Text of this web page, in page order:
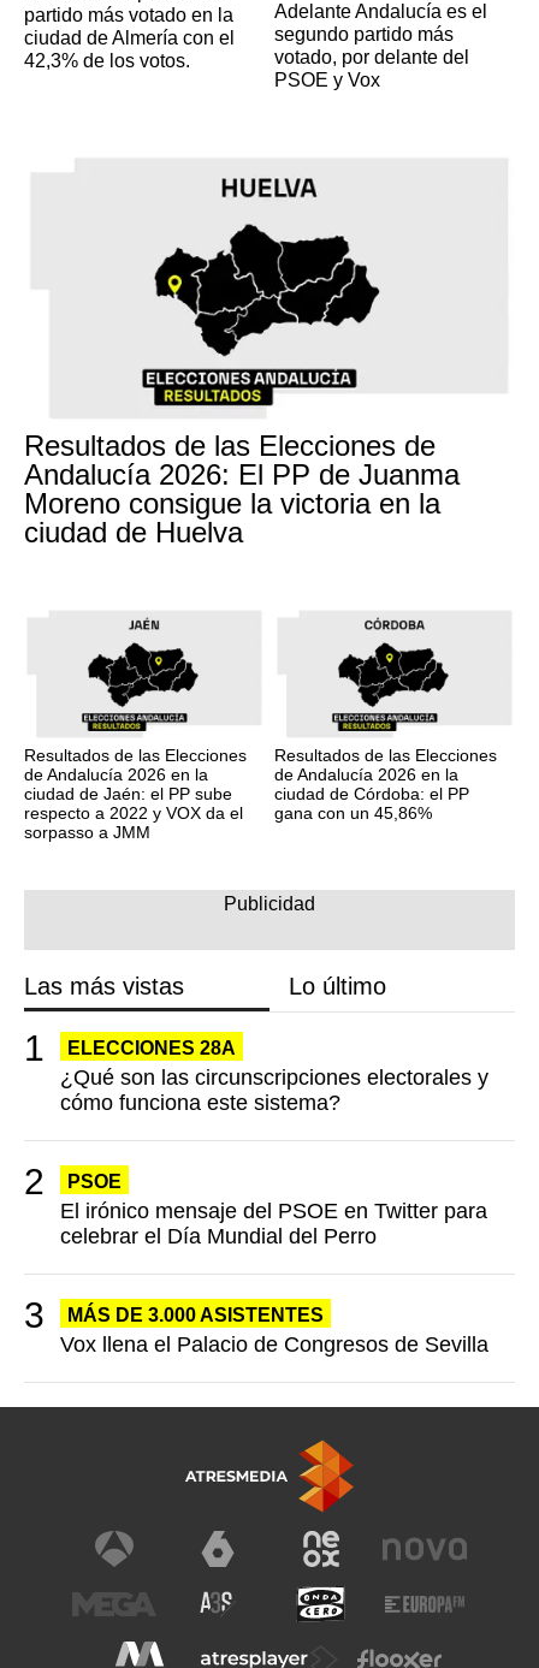
partido más votado en la
ciudad de Almería con el
42,3% de los votos.
Adelante Andalucía es el
segundo partido más
votado, por delante del
PSOE y Vox
Resultados de las Elecciones de
Andalucía 2026: El PP de Juanma
Moreno consigue la victoria en la
ciudad de Huelva
Resultados de las Elecciones
de Andalucía 2026 en la
ciudad de Jaén: el PP sube
respecto a 2022 y VOX da el
sorpasso a JMM
Resultados de las Elecciones
de Andalucía 2026 en la
ciudad de Córdoba: el PP
gana con un 45,86%
Las más vistas Lo último
ELECCIONES 28A
¿Qué son las circunscripciones electorales y
cómo funciona este sistema?
PSOE
El irónico mensaje del PSOE en Twitter para
celebrar el Día Mundial del Perro
MÁS DE 3.000 ASISTENTES
Vox llena el Palacio de Congresos de Sevilla